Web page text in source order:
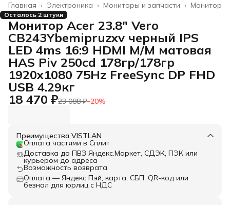
Монитор
Мониторы и запчасти ›
Электроника ›
Главная ›
Осталось 2 штуки
Монитор Acer 23.8" Vero
CB243Ybemipruzxv черный IPS
LED 4ms 16:9 HDMI M/M матовая
HAS Piv 250cd 178гр/178гр
1920x1080 75Hz FreeSync DP FHD
USB 4.29кг
18 470 ₽23 088 ₽−20%
Преимущества VISTLAN
Оплата частями в Сплит
Доставка до ПВЗ Яндекс.Маркет, СДЭК, ПЭК или
курьером до адреса
Возможность возврата
Оплата — Яндекс Пэй, карта, СБП, QR-код или
безнал для юрлиц с НДС